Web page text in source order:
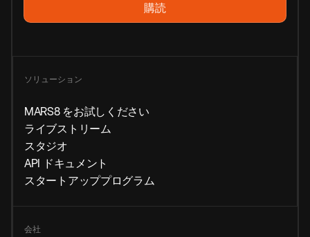
ソリューション
MARS8 をお試しください
ライブストリーム
スタジオ
API ドキュメント
スタートアッププログラム
会社